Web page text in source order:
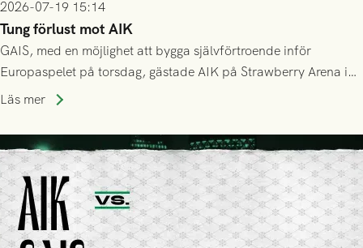
2026-07-19 15:14
Tung förlust mot AIK
GAIS, med en möjlighet att bygga självförtroende inför
Europaspelet på torsdag, gästade AIK på Strawberry Arena i
Stockholm . Men trots konstant hotande i första halvlek av
lyckades få in 2-0.
Läs mer